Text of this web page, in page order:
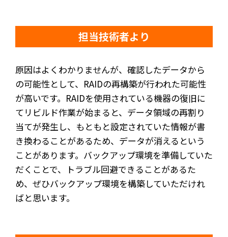
担当技術者より
原因はよくわかりませんが、確認したデータから
の可能性として、RAIDの再構築が行われた可能性
が高いです。RAIDを使用されている機器の復旧に
てリビルド作業が始まると、データ領域の再割り
当てが発生し、もともと設定されていた情報が書
き換わることがあるため、データが消えるという
ことがあります。バックアップ環境を準備していた
だくことで、トラブル回避できることがあるた
め、ぜひバックアップ環境を構築していただけれ
ばと思います。